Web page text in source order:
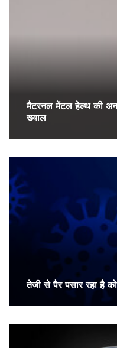
मैटरनल मेंटल हेल्थ की
ख्याल
तेजी से पैर पसार रहा है